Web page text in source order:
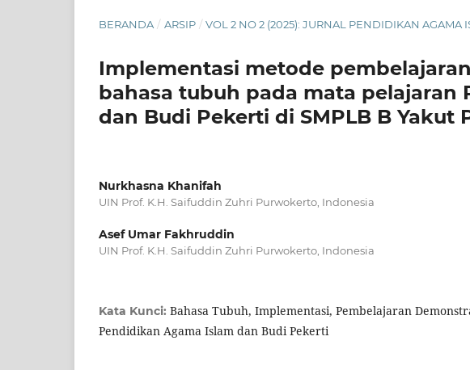
BERANDA / ARSIP / VOL 2 NO 2 (2025): JURNAL PENDIDIKAN AGAMA
Implementasi metode
bahasa tubuh pada mata pelajaran
dan Budi Pekerti di SMPLB B Yakut
Nurkhasna Khanifah
UIN Prof. K.H. Saifuddin Zuhri Purwokerto, Indonesia
Asef Umar Fakhruddin
UIN Prof. K.H. Saifuddin Zuhri Purwokerto, Indonesia
Kata Kunci: Bahasa Tubuh, Implementasi, Pembelajaran
Pendidikan Agama Islam dan Budi Pekerti